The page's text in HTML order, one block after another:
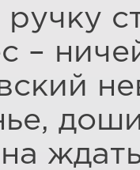
–